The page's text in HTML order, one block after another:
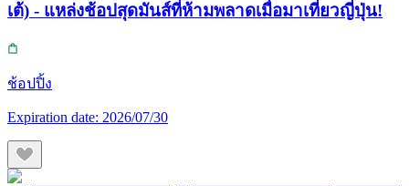
เต้) - แหล่งช้อปสุดมันส์ที่ห้ามพลาดเมื่อมาเที่ยวญี่ปุ่น!
ช้อปปิ้ง
Expiration date: 2026/07/30